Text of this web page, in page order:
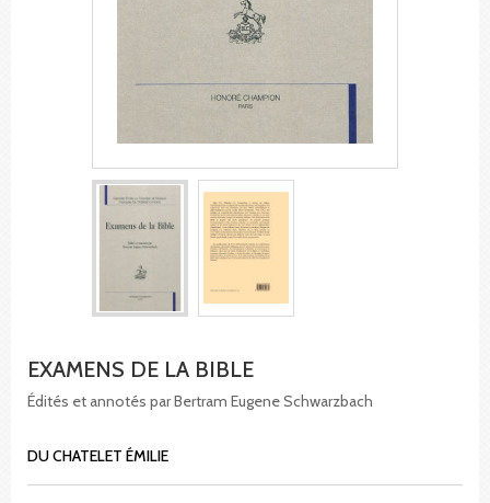
EXAMENS DE LA BIBLE
Édités et annotés par Bertram Eugene Schwarzbach
DU CHATELET ÉMILIE